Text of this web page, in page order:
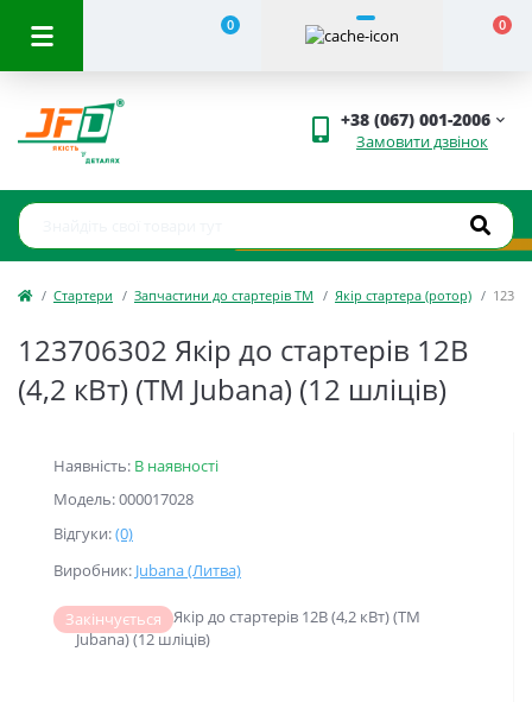
0 0
+38 (067) 001-2006
Замовити дзвінок
Стартери Запчастини до стартерів ТМ Якір стартера (ротор)
123706302 Якір до стартерів 12В
(4,2 кВт) (TM Jubana) (12 шліців)
Наявність: В наявності
Модель: 000017028
Відгуки:(0)
Виробник: Jubana (Литва)
Закінчується